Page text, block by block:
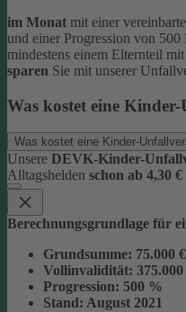
im Monat mit einer
und einer Progression von 500
mindestens einem Elternteil
sparen Sie mit unserer
Was kostet eine
Was kostet eine Kinder-
Unsere DEVK-Kinder-
Alltagshelden schon ab 4,30 €
Berechnungsgrundlage für
Grundsumme: 75.000 €
Vollinvalidität: 375.000
Progression: 500 %
Stand: August 2021